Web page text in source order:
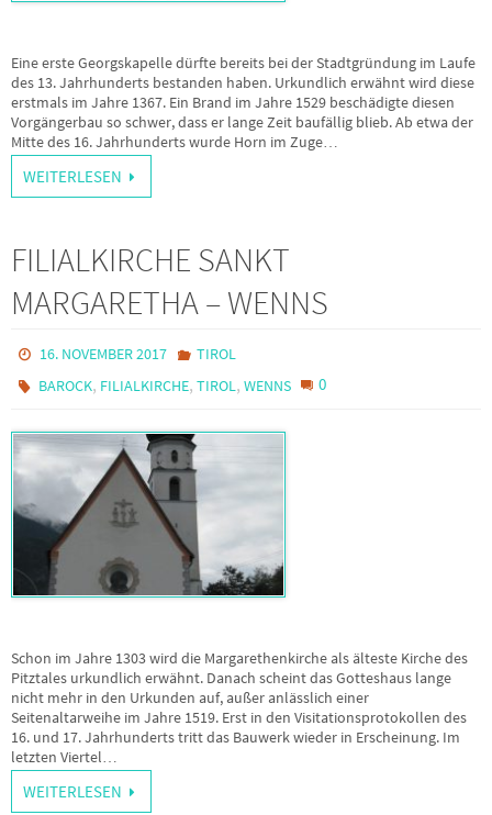
Eine erste Georgskapelle dürfte bereits bei der Stadtgründung im Laufe
des 13. Jahrhunderts bestanden haben. Urkundlich erwähnt wird diese
erstmals im Jahre 1367. Ein Brand im Jahre 1529 beschädigte diesen
Vorgängerbau so schwer, dass er lange Zeit baufällig blieb. Ab etwa der
Mitte des 16. Jahrhunderts wurde Horn im Zuge…
WEITERLESEN
FILIALKIRCHE SANKT
MARGARETHA – WENNS
16. NOVEMBER 2017
TIROL
BAROCK, FILIALKIRCHE,TIROL ,WENNS 0
Schon im Jahre 1303 wird die Margarethenkirche als älteste Kirche des
Pitztales urkundlich erwähnt. Danach scheint das Gotteshaus lange
nicht mehr in den Urkunden auf, außer anlässlich einer
Seitenaltarweihe im Jahre 1519. Erst in den Visitationsprotokollen des
16. und 17. Jahrhunderts tritt das Bauwerk wieder in Erscheinung. Im
letzten Viertel…
WEITERLESEN